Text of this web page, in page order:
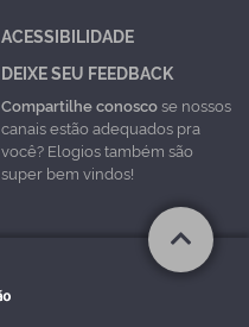
ACESSIBILIDADE
DEIXE SEU FEEDBACK
Compartilhe conoscose nossos
canais estão adequados pra
você? Elogios também são
super bem vindos!